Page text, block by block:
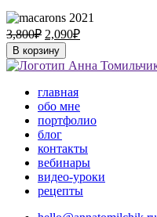
3,800₽ 2,090₽
В корзину
главная
обо мне
портфолио
блог
контакты
вебинары
видео-уроки
рецепты